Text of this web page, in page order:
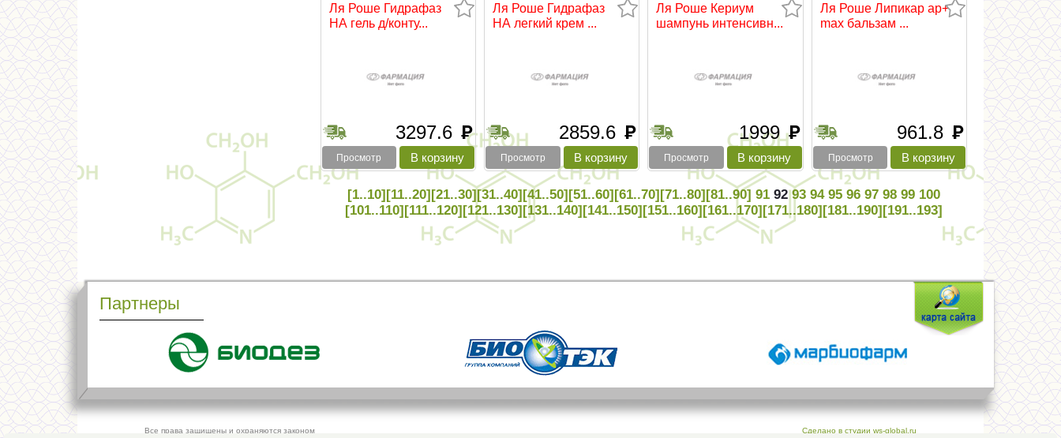
Ля Роше Гидрафаз
НА гель д/конту...
3297.6 руб
Просмотр
Ля Роше Гидрафаз
НА легкий крем ...
2859.6 руб
Просмотр
Ля Роше Кериум
шампунь интенсивн...
1999 руб
Просмотр
Ля Роше Липикар ap+
max бальзам ...
961.8 руб
Просмотр
[1..10][11..20][21..30][31..40][41..50][51..60][61..70][71..80][81..90] 91 92 93 94 95 96 97 98 99 100
[101..110][111..120][121..130][131..140][141..150][151..160][161..170][171..180][181..190][191..193]
Партнеры
Все права защищены и охраняются законом Сделано в студии ws-global.ru